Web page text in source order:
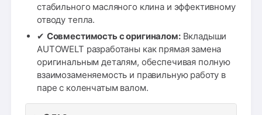
стабильного масляного клина и эффективному
отводу тепла.
✔ Совместимость с оригиналом:Вкладыши
AUTOWELT разработаны как прямая замена
оригинальным деталям, обеспечивая полную
взаимозаменяемость и правильную работу в
паре с коленчатым валом.